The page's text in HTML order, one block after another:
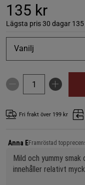
135 kr
Lägsta pris 30 dagar
Vanilj
Fri frakt över 199 kr
Anna EFramröstad
Mild och yummy smak
innehåller relativt